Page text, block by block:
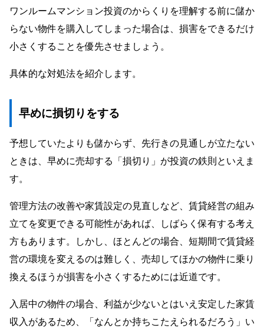
ワンルームマンション投資のからくりを理解する前に儲か
らない物件を購入してしまった場合は、損害をできるだけ
小さくすることを優先させましょう。
具体的な対処法を紹介します。
早めに損切りをする
予想していたよりも儲からず、先行きの見通しが立たない
ときは、早めに売却する「損切り」が投資の鉄則といえま
す。
管理方法の改善や家賃設定の見直しなど、賃貸経営の組み
立てを変更できる可能性があれば、しばらく保有する考え
方もあります。しかし、ほとんどの場合、短期間で賃貸経
営の環境を変えるのは難しく、売却してほかの物件に乗り
換えるほうが損害を小さくするためには近道です。
入居中の物件の場合、利益が少ないとはいえ安定した家賃
収入があるため、「なんとか持ちこたえられるだろう」い